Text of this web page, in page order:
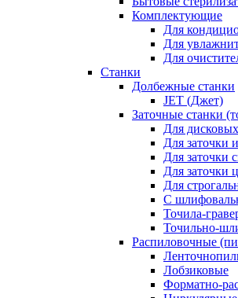
Комплектующие
Для
Для
Для
Станки
Долбежные станки
JET (Джет)
Заточные станки
Для
Для заточки
Для заточки
Для заточки
Для
С
Точила-
Точильно-
Распиловочные
Лобзиковые
Форматно-